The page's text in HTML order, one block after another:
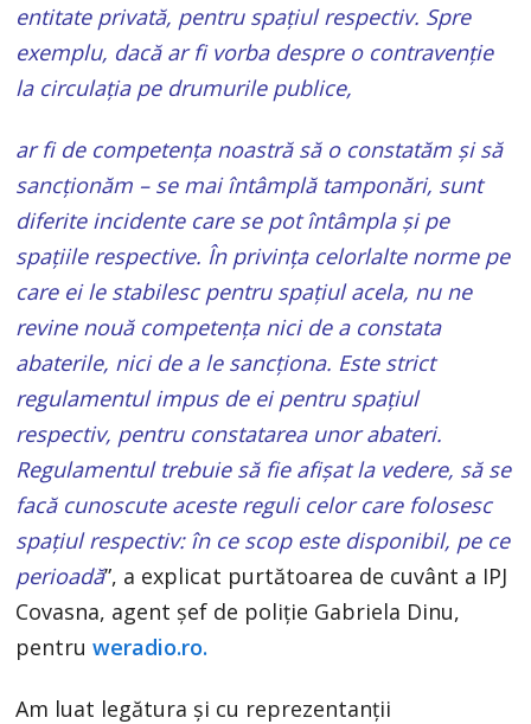
entitate privată, pentru spațiul respectiv. Spre
exemplu, dacă ar fi vorba despre o contravenție
la circulația pe drumurile publice,
ar fi de competența noastră să o constatăm și să
sancționăm – se mai întâmplă tamponări, sunt
diferite incidente care se pot întâmpla și pe
spațiile respective. În privința celorlalte norme pe
care ei le stabilesc pentru spațiul acela, nu ne
revine nouă competența nici de a constata
abaterile, nici de a le sancționa. Este strict
regulamentul impus de ei pentru spațiul
respectiv, pentru constatarea unor abateri.
Regulamentul trebuie să fie afișat la vedere, să se
facă cunoscute aceste reguli celor care folosesc
spațiul respectiv: în ce scop este disponibil, pe ce
perioadă”, a explicat purtătoarea de cuvânt a IPJ
Covasna, agent șef de poliție Gabriela Dinu,
pentruweradio.ro.
Am luat legătura și cu reprezentanții